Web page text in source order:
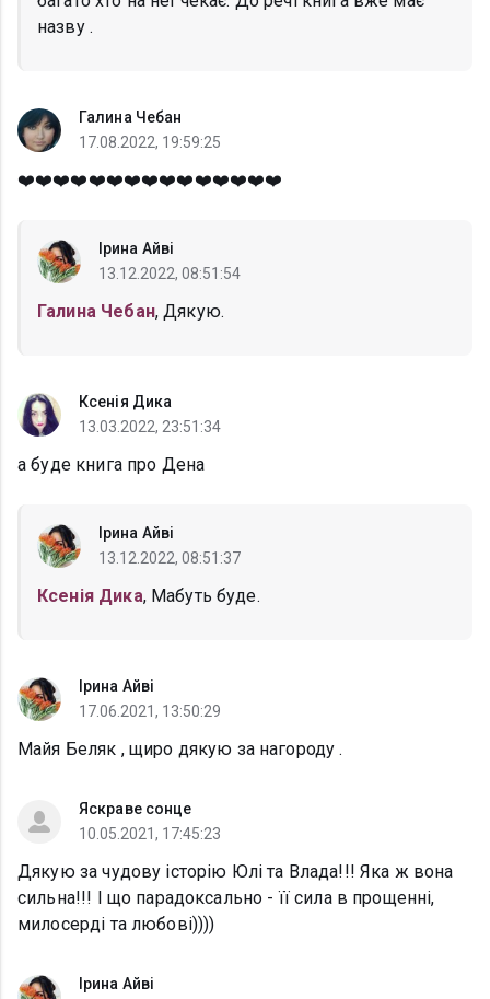
назву .
Галина Чебан
17.08.2022, 19:59:25
❤️❤️❤️❤️❤️❤️❤️❤️❤️❤️❤️❤️❤️❤️❤️
Ірина Айві
13.12.2022, 08:51:54
Галина Чебан, Дякую.
Ксенія Дика
13.03.2022, 23:51:34
а буде книга про Дена
Ірина Айві
13.12.2022, 08:51:37
Ксенія Дика, Мабуть буде.
Ірина Айві
17.06.2021, 13:50:29
Майя Беляк , щиро дякую за нагороду .
Яскраве сонце
10.05.2021, 17:45:23
Дякую за чудову історію Юлі та Влада!!! Яка ж вона
сильна!!! І що парадоксально - її сила в прощенні,
милосерді та любові))))
Ірина Айві